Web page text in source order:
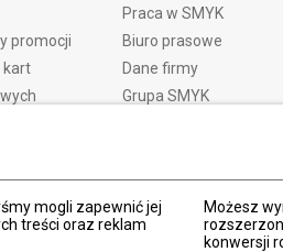
mogli zapewnić jej
treści oraz reklam
Możesz
konwersji
promocji
kart
Praca w SMYK
Biuro prasowe
Dane firmy
Grupa SMYK
Akt o usługach
Deklaracja dostępności